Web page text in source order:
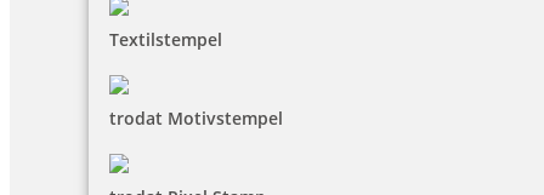
Textilstempel
trodat Motivstempel